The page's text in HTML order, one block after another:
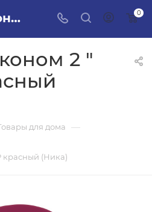
Табурет "Эконом 2 " ТЭ2/КР красный (Ника) в ПИЛОН — купить стройматериалы в интернет-магазине ПИЛОН с доставкой оптом и в розницу 0
2 "
для дома —
красный (Ника)